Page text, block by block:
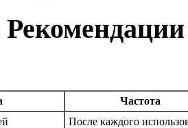
Частота
После каждого